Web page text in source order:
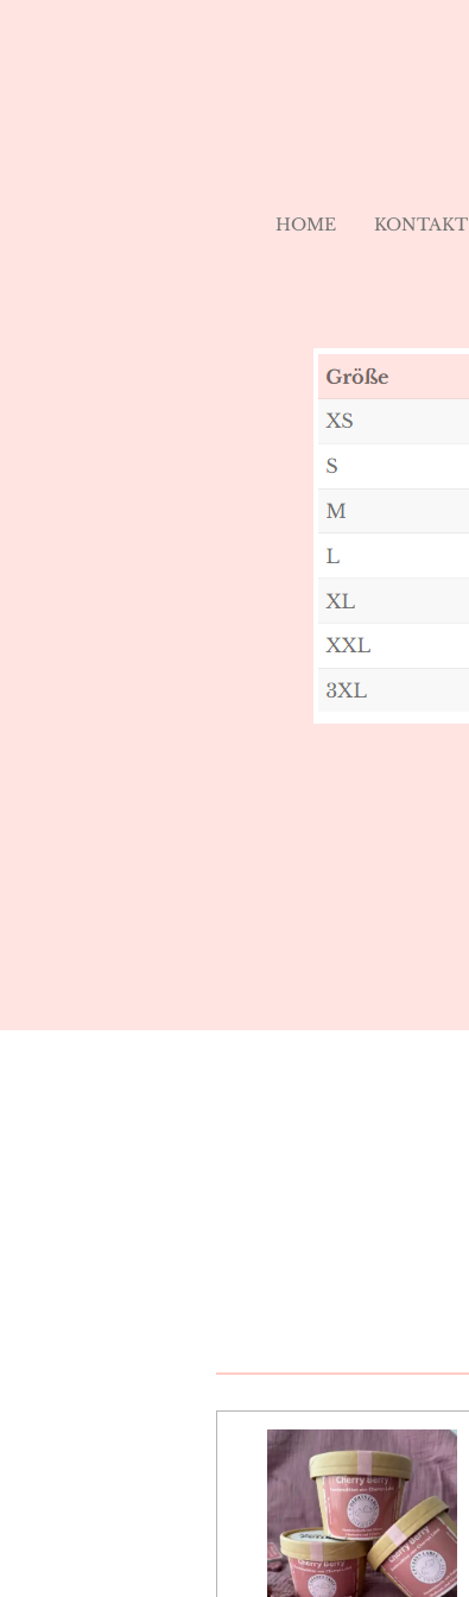
HOME KONTAKT